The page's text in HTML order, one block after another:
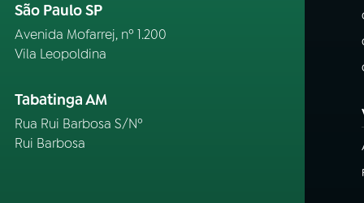
São Paulo SP
Avenida Mofarrej, nº 1.200
Vila Leopoldina
Tabatinga AM
Rua Rui Barbosa S/Nº
Rui Barbosa